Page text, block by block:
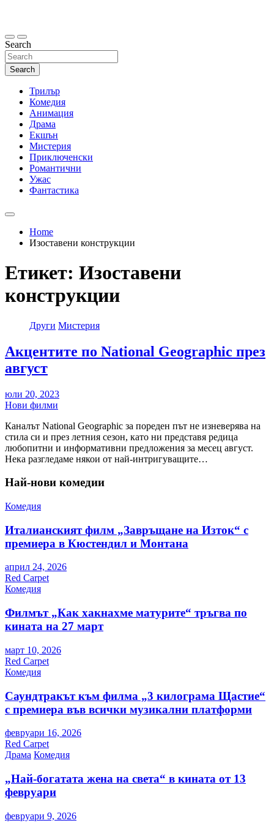
Search
Search
Трилър
Комедия
Анимация
Драма
Екшън
Мистерия
Приключенски
Романтични
Ужас
Фантастика
Home
Изоставени конструкции
Етикет: Изоставени
конструкции
Други Мистерия
Акцентите по National Geographic през
август
юли 20, 2023
Нови филми
Каналът National Geographic за пореден път не изневерява на
стила си и през летния сезон, като ни представя редица
любопитни и информативни предложения за месец август.
Нека разгледаме някои от най-интригуващите…
Най-нови комедии
Комедия
Италианският филм „Завръщане на Изток“ с
премиера в Кюстендил и Монтана
април 24, 2026
Red Carpet
Комедия
Филмът „Как хакнахме матурите“ тръгва по
кината на 27 март
март 10, 2026
Red Carpet
Комедия
Саундтракът към филма „3 килограма Щастие“
с премиера във всички музикални платформи
февруари 16, 2026
Red Carpet
Драма Комедия
„Най-богатата жена на света“ в кината от 13
февруари
февруари 9, 2026